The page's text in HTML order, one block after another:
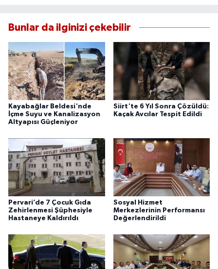
Bunlar da ilginizi çekebilir
Kayabağlar Beldesi'nde
İçme Suyu ve Kanalizasyon
Altyapısı Güçleniyor
Siirt'te 6 Yıl Sonra Çözüldü:
Kaçak Avcılar Tespit Edildi
Pervari’de 7 Çocuk Gıda
Zehirlenmesi Şüphesiyle
Hastaneye Kaldırıldı
Sosyal Hizmet
Merkezlerinin Performansı
Değerlendirildi